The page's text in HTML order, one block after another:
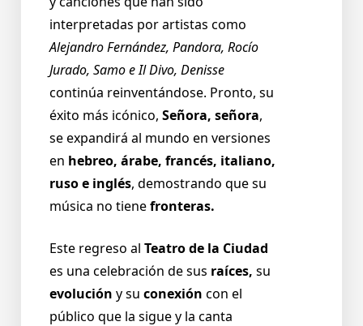
interpretadas por artistas como
Alejandro Fernández, Pandora, Rocío
Jurado, Samo e Il Divo, Denisse
continúa reinventándose. Pronto, su
éxito más icónico, Señora, señora,
se expandirá al mundo en versiones
en hebreo, árabe, francés, italiano,
ruso e inglés, demostrando que su
música no tienefronteras.
Este regreso al Teatro de la Ciudad
es una celebración de sus raíces, su
evolución y su conexión con el
público que la sigue y la canta